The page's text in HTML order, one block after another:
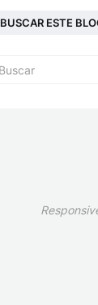
BUSCAR ESTE